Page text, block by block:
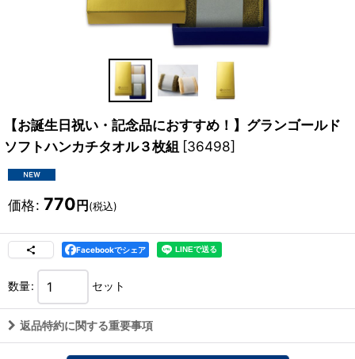
【お誕生日祝い・記念品におすすめ！】グランゴールド
ソフトハンカチタオル３枚組 [36498]
価格: 770 円 (税込)
Facebookでシェア
数量: セット
返品特約に関する重要事項